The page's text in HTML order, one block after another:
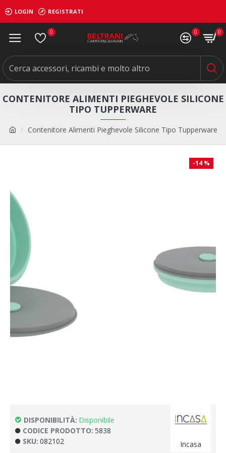
LOGIN REGISTRATI
0 0 0
Contenitore Alimenti Pieghevole Silicone Tipo Tupperware
CONTENITORE ALIMENTI PIEGHEVOLE SILICONE
TIPO TUPPERWARE
-14 %
DISPONIBILITÀ: Disponibile
CODICE PRODOTTO: 5838
SKU: 082102 Incasa